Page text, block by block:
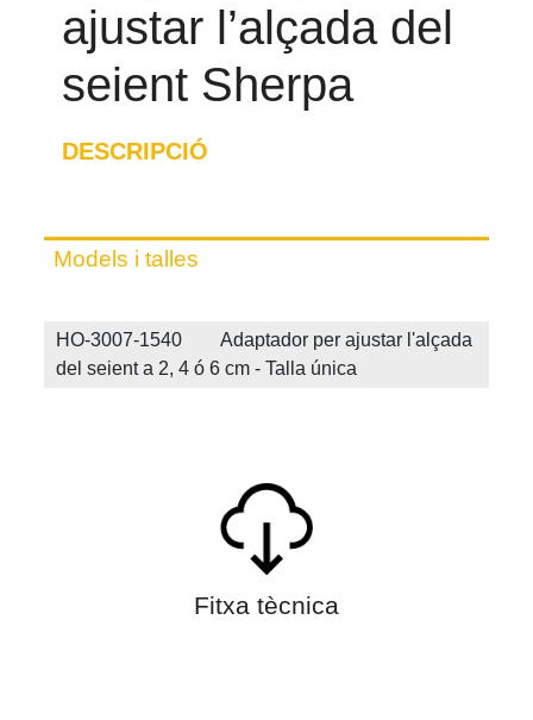
ajustar l’alçada del
seient Sherpa
DESCRIPCIÓ
Models i talles
HO-3007-1540 Adaptador per ajustar l'alçada
del seient a 2, 4 ó 6 cm - Talla única
Fitxa tècnica